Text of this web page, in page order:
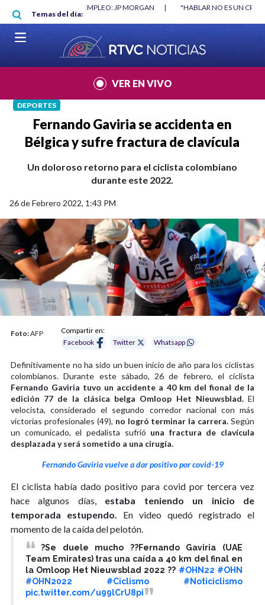
Pasar al contenido principal
Temas del día:
"HABLAR NO ES UN CRIMEN": CARTA DE BETO CORAL |
VER EN VIVO
DEPORTES
Fernando Gaviria se accidenta en
Bélgica y sufre fractura de clavícula
Un doloroso retorno para el ciclista colombiano
durante este 2022.
26 de Febrero 2022, 1:43 PM
Foto:AFP
Compartir en:
Facebook
Twitter Whatsapp
Definitivamente no ha sido un buen inicio de año para los ciclistas
colombianos. Durante este sábado, 26 de febrero, el ciclista
Fernando Gaviria tuvo un accidente a 40 km del fional de la
edición 77 de la clásica belga Omloop Het Nieuwsblad.El
velocista, considerado el segundo corredor nacional con más
victorias profesionales (49), no logró terminar la carrera. Según
un comunicado, el pedalista sufrió una fractura de clavícula
desplazada y será sometido a una cirugía.
Fernando Gaviria vuelve a dar positivo por covid-19
El ciclista había dado positivo para covid por tercera vez
hace algunos días, estaba teniendo un inicio de
temporada estupendo. En video quedó registrado el
momento de la caída del pelotón.
?Se duele mucho ??Fernando Gaviria (UAE
Team Emirates) tras una caída a 40 km del final en
la Omloop Het Nieuwsblad 2022 ?? #OHN22 #OHN
#OHN2022
#Ciclismo
#Noticiclismo
pic.twitter.com/u99lCrU8pi